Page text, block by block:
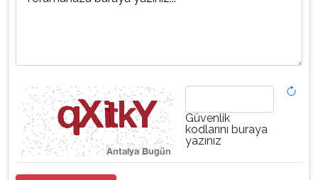
Güvenlik
kodlarını buraya
yazınız